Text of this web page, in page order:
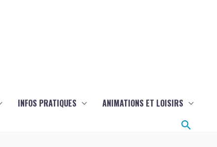
INFOS PRATIQUES ANIMATIONS ET LOISIRS